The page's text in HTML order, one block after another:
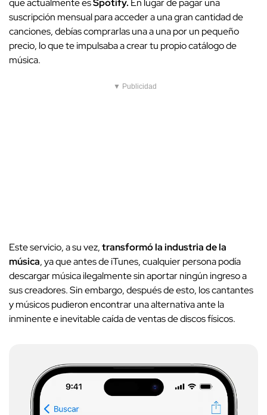
que actualmente esSpotify. En lugar de pagar una
suscripción mensual para acceder a una gran cantidad de
canciones, debías comprarlas una a una por un pequeño
precio, lo que te impulsaba a crear tu propio catálogo de
música.
▼ Publicidad
Este servicio, a su vez,transformó la industria de la
música, ya que antes de iTunes, cualquier persona podía
descargar música ilegalmente sin aportar ningún ingreso a
sus creadores. Sin embargo, después de esto, los cantantes
y músicos pudieron encontrar una alternativa ante la
inminente e inevitable caída de ventas de discos físicos.